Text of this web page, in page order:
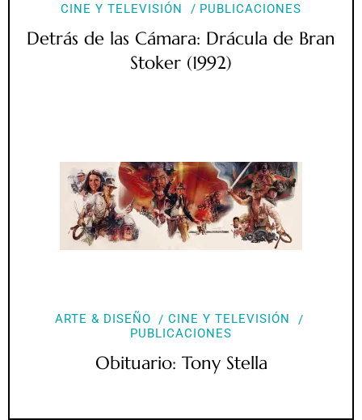
CINE Y TELEVISIÓN PUBLICACIONES
Detrás de las Cámara: Drácula de Bran
Stoker (1992)
ARTE & DISEÑO
CINE Y TELEVISIÓN
PUBLICACIONES
Obituario: Tony Stella